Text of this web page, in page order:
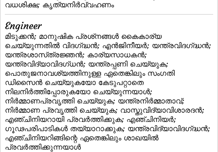
വധശിക്ഷ; കൃത്യനിര്‍വ്വഹണം
Engineer
മിടുക്കന്‍; മാനുഷിക പ്രശ്‌നങ്ങള്‍ കൈകാര്യ
ചെയ്യുന്നതില്‍ വിദഗ്‌ദ്ധന്‍; എന്‍ജിനീയര്‍; യന്ത്രവിദഗ്‌ദ്ധന്‍;
യന്ത്രശാസ്‌ത്രജ്ഞന്‍; കാര്യസാധകന്‍;
യന്ത്രവിദ്യാവിദഗ്ധന്‍; യന്ത്രപ്പണി ചെയ്യുക;
പൊതുജനാവശ്യത്തിനുള്ള ഏതെങ്കിലും സംഗതി
ഡിസൈന്‍ ചെയ്യുകയോ കേടുപറ്റാതെ
നിലനിര്‍ത്തിപ്പോരുകയോ ചെയ്യുന്നയാള്‍;
നിര്‍മ്മാണപ്രവൃത്തി ചെയ്യുക; യന്ത്രനിര്‍മ്മാതാവ്‌;
നിര്‍മ്മാണ പ്രവൃത്തി ചെയ്യുക; വാസ്തുവിദ്യാവിശാരദന്‍;
എഞ്ചിനിയറായി പ്രവര്‍ത്തിക്കുക; എഞ്ചിനിയര്‍;
ഗൂഢപരിപാടികള്‍ തയ്യാറാക്കുക; യന്ത്രവിദ്യാവിദഗ്‌ദ്ധന്‍;
എഞ്ചിനിയറിങ്ങിന്റെ ഏതെങ്കിലും ശാഖയില്‍
പ്രവര്‍ത്തിക്കുന്നയാള്‍